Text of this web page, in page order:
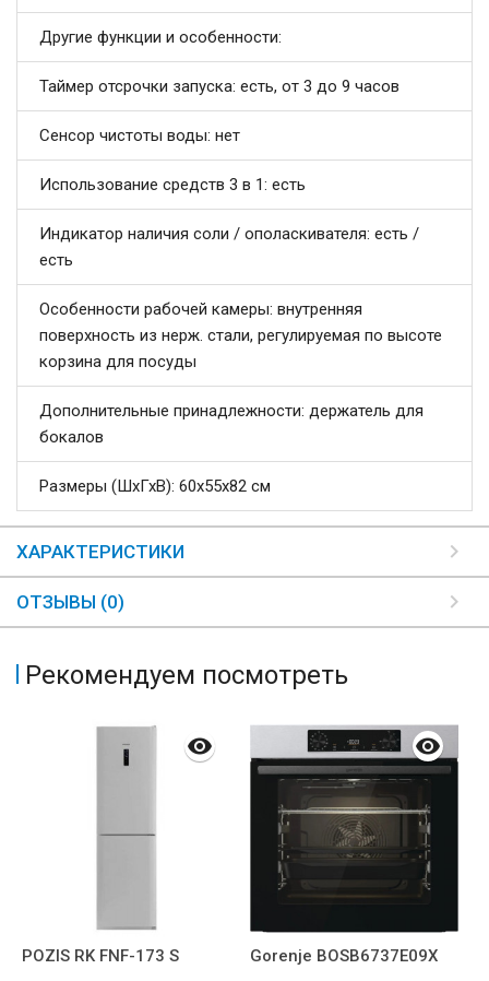
Другие функции и особенности:
Таймер отсрочки запуска: есть, от 3 до 9 часов
Сенсор чистоты воды: нет
Использование средств 3 в 1: есть
Индикатор наличия соли / ополаскивателя: есть /
есть
Особенности рабочей камеры: внутренняя
поверхность из нерж. стали, регулируемая по высоте
корзина для посуды
Дополнительные принадлежности: держатель для
бокалов
Размеры (ШхГхВ): 60x55x82 см
ХАРАКТЕРИСТИКИ
ОТЗЫВЫ (0)
Рекомендуем посмотреть
POZIS RK FNF-173 S Gorenje BOSB6737E09X